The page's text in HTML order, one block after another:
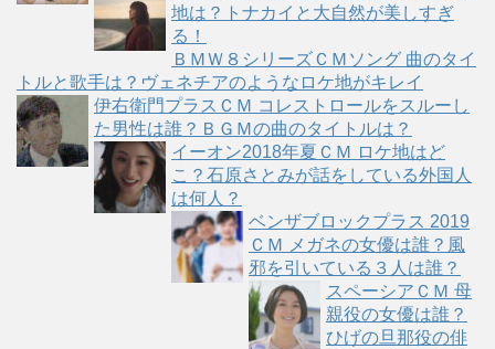
地は？トナカイと大自然が美しすぎ
る！
ＢＭＷ８シリーズＣＭソング 曲のタイ
トルと歌手は？ヴェネチアのようなロケ地がキレイ
伊右衛門プラスＣＭ コレストロールをスルーし
た男性は誰？ＢＧＭの曲のタイトルは？
イーオン2018年夏ＣＭ ロケ地はど
こ？石原さとみが話をしている外国人
は何人？
ベンザブロックプラス 2019
ＣＭ メガネの女優は誰？風
邪を引いている３人は誰？
スペーシアＣＭ 母
親役の女優は誰？
ひげの旦那役の俳